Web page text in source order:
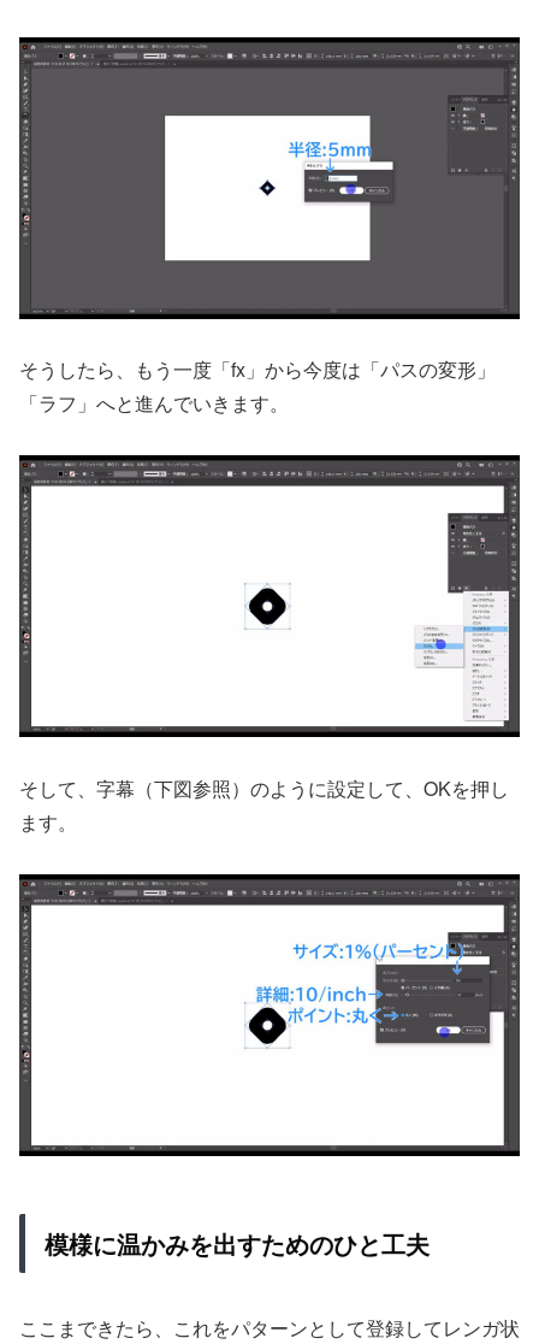
そうしたら、もう一度「fx」から今度は「パスの変形」
「ラフ」へと進んでいきます。
そして、字幕（下図参照）のように設定して、OKを押し
ます。
模様に温かみを出すためのひと工夫
ここまできたら、これをパターンとして登録してレンガ状